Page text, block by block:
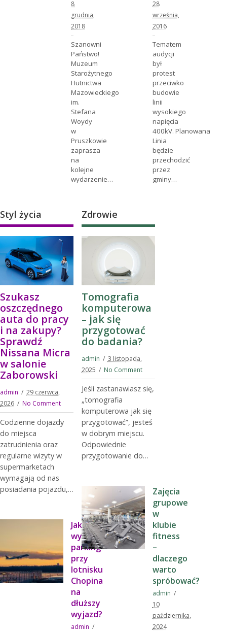
8
grudnia,
2018
Szanowni
Państwo!
Muzeum
Starożytnego
Hutnictwa
Mazowieckiego
im.
Stefana
Woydy
w
Pruszkowie
zaprasza
na
kolejne
wydarzenie…
28
września,
2016
Tematem
audycji
był
protest
przeciwko
budowie
linii
wysokiego
napięcia
400kV. Planowana
Linia
będzie
przechodzić
przez
gminy…
Styl życia
Szukasz
oszczędnego
auta do pracy
i na zakupy?
Sprawdź
Nissana Micra
w salonie
Zaborowski
admin
29 czerwca,
2026
No Comment
Codzienne dojazdy
do miejsca
zatrudnienia oraz
regularne wizyty w
supermarketach
wymagają od nas
posiadania pojazdu,…
Jak
wybrać
parking
przy
lotnisku
Chopina
na
dłuższy
wyjazd?
admin
Zdrowie
Tomografia
komputerowa
– jak się
przygotować
do badania?
admin
3 listopada,
2025
No Comment
Jeśli zastanawiasz się,
„tomografia
komputerowa jak się
przygotować”, jesteś
w dobrym miejscu.
Odpowiednie
przygotowanie do…
Zajęcia
grupowe
w
klubie
fitness
–
dlaczego
warto
spróbować?
admin
10
października,
2024